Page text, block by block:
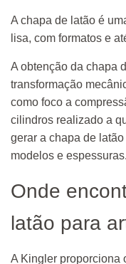
A chapa de latão é
lisa, com formatos e
A obtenção da chapa
transformação
como foco a
cilindros realizado a
gerar a chapa de
modelos e espessuras.
Onde
latão para
A Kingler proporciona